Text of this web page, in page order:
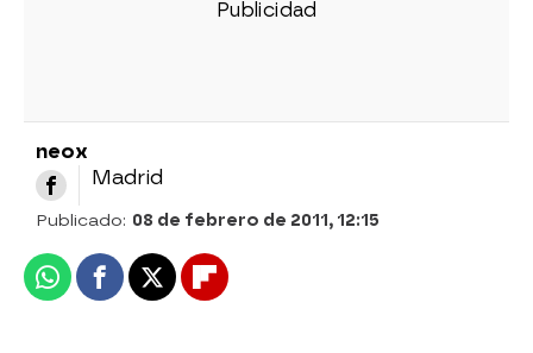
neox
Madrid
Publicado: 08 de febrero de 2011, 12:15
WhatsappFacebook
X Flipboard